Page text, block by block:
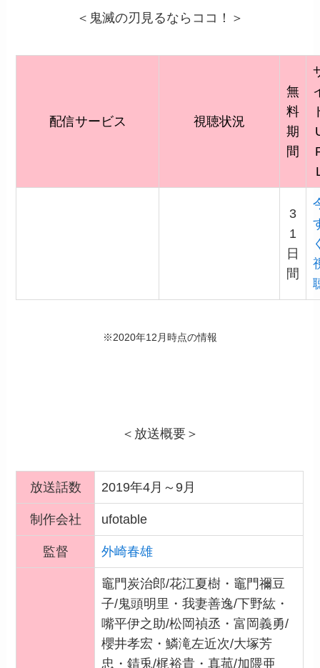
＜鬼滅の刃見るならココ！＞
配信サービス 視聴状況
無
料
期
間
3
1
日
間
※2020年12月時点の情報
＜放送概要＞
放送話数 2019年4月～9月
制作会社 ufotable
監督 外崎春雄
竈門炭治郎/花江夏樹・竈門禰豆
子/鬼頭明里・我妻善逸/下野紘・
嘴平伊之助/松岡禎丞・富岡義勇/
櫻井孝宏・鱗滝左近次/大塚芳
忠・錆兎/梶裕貴・真菰/加隈亜